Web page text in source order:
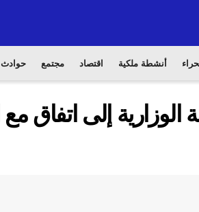
أنشطة ملكية اقتصاد مجتمع حوادث
إلى اتفاق مع